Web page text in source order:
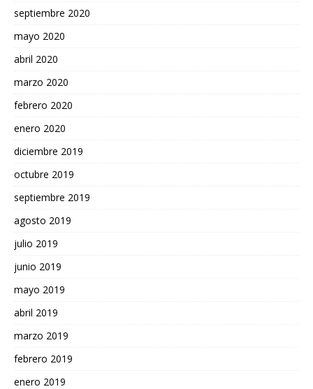
septiembre 2020
mayo 2020
abril 2020
marzo 2020
febrero 2020
enero 2020
diciembre 2019
octubre 2019
septiembre 2019
agosto 2019
julio 2019
junio 2019
mayo 2019
abril 2019
marzo 2019
febrero 2019
enero 2019